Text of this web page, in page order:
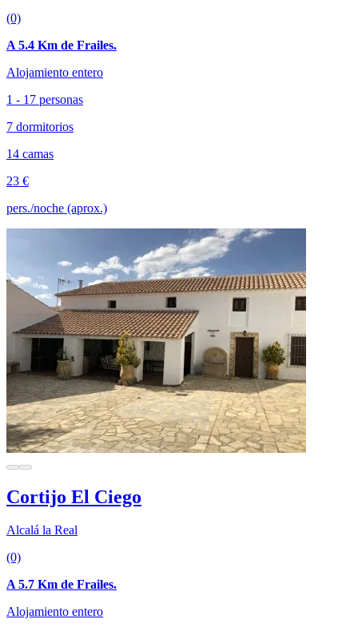
(0)
A 5.4 Km de Frailes.
Alojamiento entero
1 - 17 personas
7 dormitorios
14 camas
23 €
pers./noche (aprox.)
Cortijo El Ciego
Alcalá la Real
(0)
A 5.7 Km de Frailes.
Alojamiento entero